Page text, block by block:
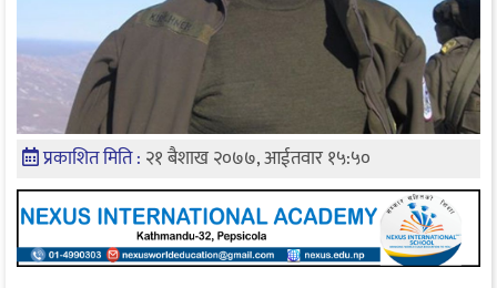
प्रकाशित मिति : २१ बैशाख २०७७, आईतवार १५:५०